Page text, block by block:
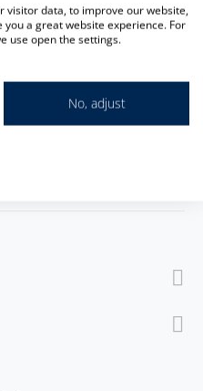
visitor data, to improve our website,
a great website experience. For
use open the settings.
No, adjust